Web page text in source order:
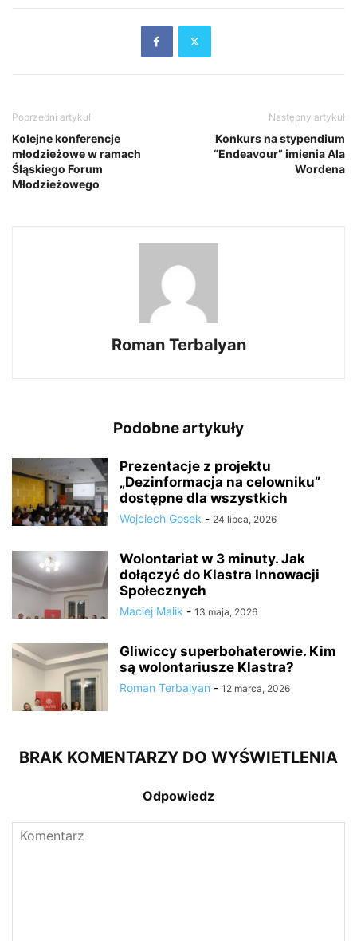
Poprzedni artykuł
Kolejne konferencje
młodzieżowe w ramach
Śląskiego Forum
Młodzieżowego
Następny artykuł
Konkurs na stypendium
“Endeavour” imienia Ala
Wordena
Roman Terbalyan
Podobne artykuły
Prezentacje z projektu
„Dezinformacja na celowniku”
dostępne dla wszystkich
Wojciech Gosek - 24 lipca, 2026
Wolontariat w 3 minuty. Jak
dołączyć do Klastra Innowacji
Społecznych
Maciej Malik - 13 maja, 2026
Gliwiccy superbohaterowie. Kim
są wolontariusze Klastra?
Roman Terbalyan - 12 marca, 2026
BRAK KOMENTARZY DO WYŚWIETLENIA
Odpowiedz